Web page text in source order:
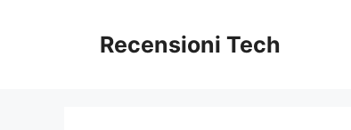
Recensioni Tech